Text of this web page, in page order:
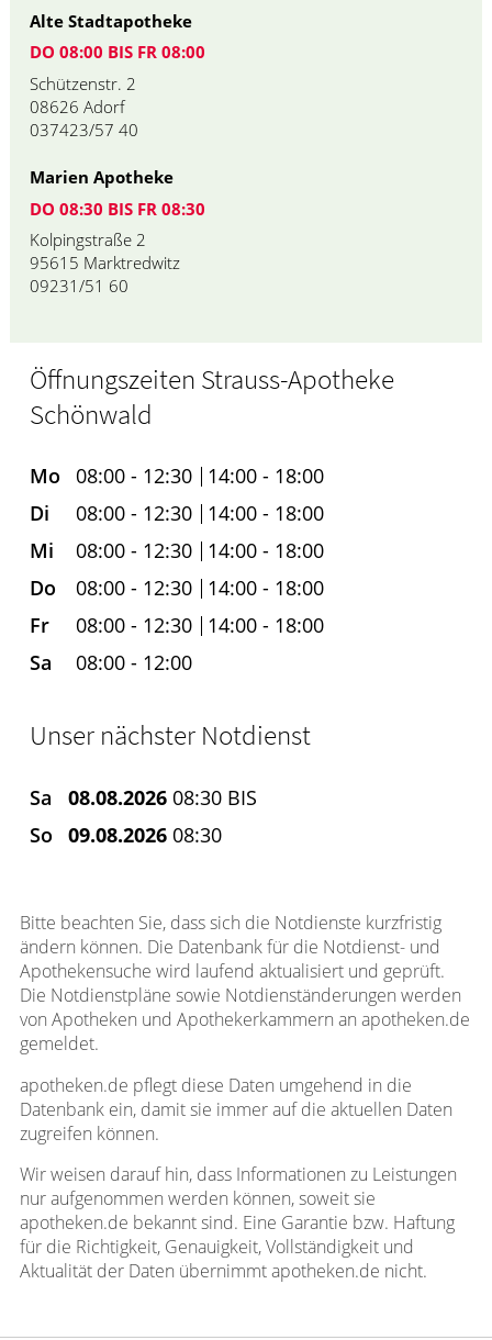
Alte Stadtapotheke
DO 08:00 BIS FR 08:00
Schützenstr. 2
08626 Adorf
037423/57 40
Marien Apotheke
DO 08:30 BIS FR 08:30
Kolpingstraße 2
95615 Marktredwitz
09231/51 60
Öffnungszeiten Strauss-Apotheke
Schönwald
Mo 08:00 - 12:30
14:00 - 18:00
Di
08:00 - 12:30
14:00 - 18:00
Mi
08:00 - 12:30
14:00 - 18:00
Do
08:00 - 12:30
14:00 - 18:00
Fr
08:00 - 12:30
14:00 - 18:00
Sa
08:00 - 12:00
Unser nächster Notdienst
Sa 08.08.202608:30 BIS
So
09.08.202608:30
Bitte beachten Sie, dass sich die Notdienste kurzfristig
ändern können. Die Datenbank für die Notdienst- und
Apothekensuche wird laufend aktualisiert und geprüft.
Die Notdienstpläne sowie Notdienständerungen werden
von Apotheken und Apothekerkammern an apotheken.de
gemeldet.
apotheken.de pflegt diese Daten umgehend in die
Datenbank ein, damit sie immer auf die aktuellen Daten
zugreifen können.
Wir weisen darauf hin, dass Informationen zu Leistungen
nur aufgenommen werden können, soweit sie
apotheken.de bekannt sind. Eine Garantie bzw. Haftung
für die Richtigkeit, Genauigkeit, Vollständigkeit und
Aktualität der Daten übernimmt apotheken.de nicht.